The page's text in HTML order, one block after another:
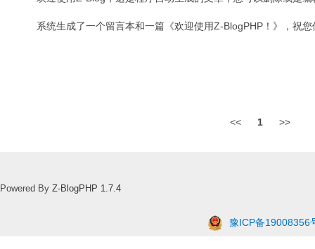
系统生成了一个留言本和一篇《欢迎使用Z-BlogPHP！》，祝
<< 1 >>
Powered By Z-BlogPHP 1.7.4
豫ICP备19008356